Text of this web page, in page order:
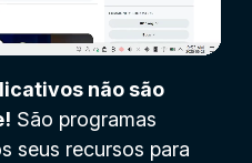
não são
São programas
seus recursos para